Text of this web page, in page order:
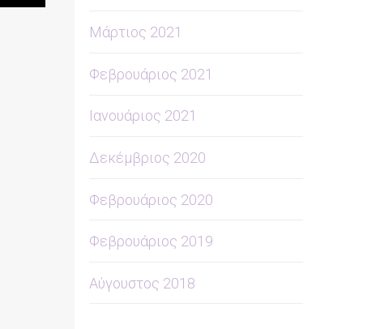
Μάρτιος 2021
Φεβρουάριος 2021
Ιανουάριος 2021
Δεκέμβριος 2020
Φεβρουάριος 2020
Φεβρουάριος 2019
Αύγουστος 2018